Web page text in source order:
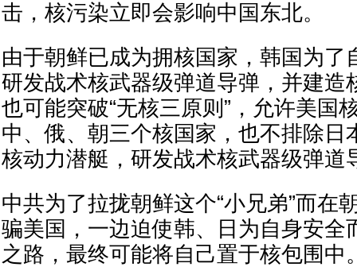
击，核污染立即会影响中国东北。
由于朝鲜已成为拥核国家，韩国为了
研发战术核武器级弹道导弹，并建造
也可能突破“无核三原则”，允许美国
中、俄、朝三个核国家，也不排除日
核动力潜艇，研发战术核武器级弹道
中共为了拉拢朝鲜这个“小兄弟”而在
骗美国，一边迫使韩、日为自身安全
之路，最终可能将自己置于核包围中